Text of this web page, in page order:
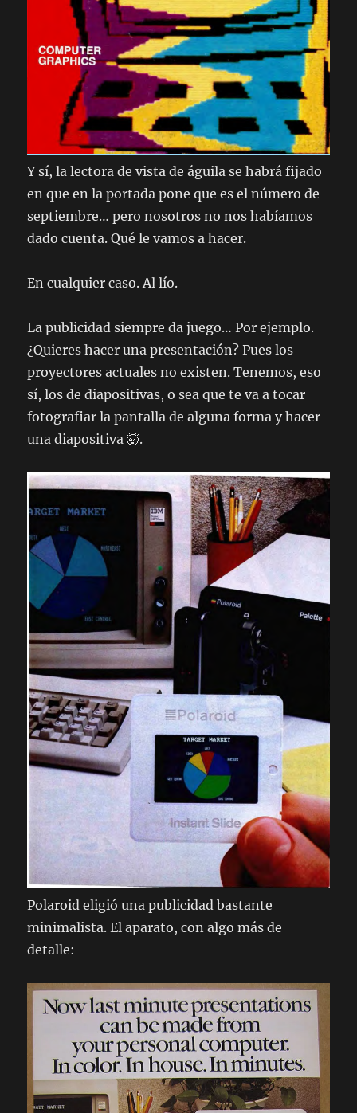
Y sí, la lectora de vista de águila se habrá fijado
en que en la portada pone que es el número de
septiembre… pero nosotros no nos habíamos
dado cuenta. Qué le vamos a hacer.
En cualquier caso. Al lío.
La publicidad siempre da juego… Por ejemplo.
¿Quieres hacer una presentación? Pues los
proyectores actuales no existen. Tenemos, eso
sí, los de diapositivas, o sea que te va a tocar
fotografiar la pantalla de alguna forma y hacer
una diapositiva 🤯.
Polaroid eligió una publicidad bastante
minimalista. El aparato, con algo más de
detalle: